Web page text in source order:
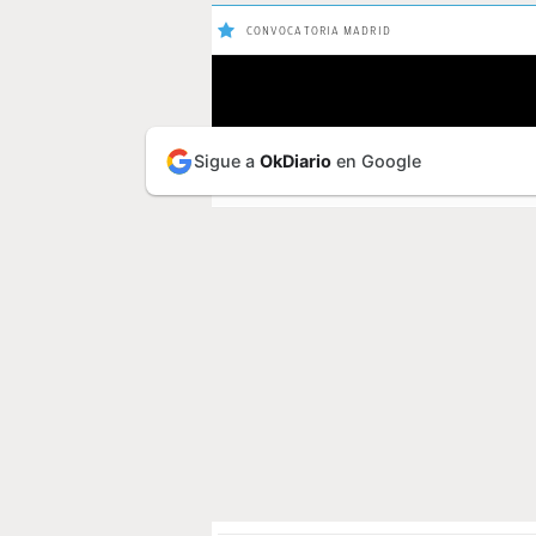
CONVOCATORIA MADRID
ÚLTIMAS
NOTICIAS
Sigue a OkDiario en Google